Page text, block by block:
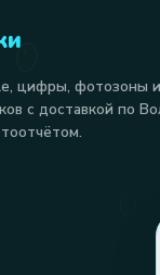
цифры, фотозоны и
с доставкой по